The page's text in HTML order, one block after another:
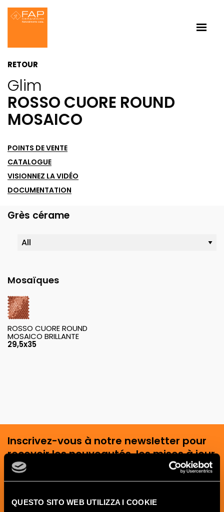
QUESTO SITO WEB UTILIZZA I COOKIE
RETOUR
Glim
ROSSO CUORE ROUND
MOSAICO
POINTS DE VENTE
CATALOGUE
VISIONNEZ LA VIDÉO
DOCUMENTATION
Grès cérame
Mosaïques
ROSSO CUORE ROUND
MOSAICO BRILLANTE
29,5x35
Inscrivez-vous à notre newsletter pour
recevoir les nouveautés, les mises à jour
et les idées créatives relatives au
monde des céramiques et du design